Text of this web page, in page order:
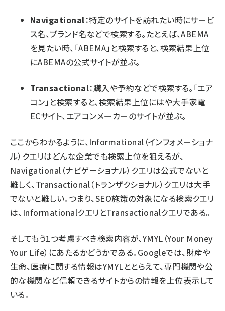
Navigational：特定のサイトを訪れたい時にサービ
ス名、ブランド名などで検索する。たとえば、ABEMA
を見たい時、「ABEMA」と検索すると、検索結果上位
にABEMAの公式サイトが並ぶ。
Transactional：購入や予約などで検索する。「エア
コン」と検索すると、検索結果上位にはや大手家電
ECサイト、エアコンメーカーのサイトが並ぶ。
ここからわかるように、Informational（インフォメーショナ
ル）クエリはどんな企業でも検索上位を狙えるが、
Navigational（ナビゲーショナル）クエリは公式でないと
難しく、Transactional（トランザクショナル）クエリは大手
でないと難しい。つまり、SEO施策の対象になる検索クエリ
は、InformationalクエリとTransactionalクエリである。
そしてもう1つ考慮すべき検索内容が、YMYL（Your Money
Your Life）にあたるかどうかである。Googleでは、財産や
生命、医療に関する情報はYMYLととらえて、専門機関や公
的な機関など信頼できるサイトからの情報を上位表示して
いる。